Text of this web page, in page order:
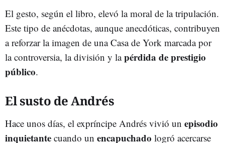
El gesto, según el libro, elevó la moral de la tripulación.
Este tipo de anécdotas, aunque anecdóticas, contribuyen
a reforzar la imagen de una Casa de York marcada por
la controversia, la división y lapérdida de prestigio
público.
El susto de Andrés
Hace unos días, el expríncipe Andrés vivió un episodio
inquietante cuando un encapuchado logró acercarse